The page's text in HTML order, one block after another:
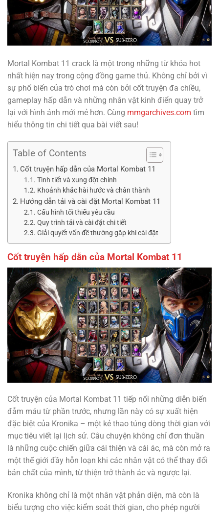
Mortal Kombat 11 crack là một trong những từ khóa hot
nhất hiện nay trong cộng đồng game thủ. Không chỉ bởi vì
sự phổ biến của trò chơi mà còn bởi cốt truyện đa chiều,
gameplay hấp dẫn và những nhân vật kinh điển quay trở
lại với hình ảnh mới mẻ hơn. Cùng mmgarchives.com tìm
hiểu thông tin chi tiết qua bài viết sau!
Table of Contents
Cốt truyện hấp dẫn của Mortal Kombat 11
Tình tiết và xung đột chính
Khoảnh khắc hài hước và chân thành
Hướng dẫn tải và cài đặt Mortal Kombat 11
Cấu hình tối thiểu yêu cầu
Quy trình tải và cài đặt chi tiết
Giải quyết vấn đề thường gặp khi cài đặt
Cốt truyện hấp dẫn của Mortal Kombat 11
Cốt truyện của Mortal Kombat 11 tiếp nối những diễn biến
đẫm máu từ phần trước, nhưng lần này có sự xuất hiện
đặc biệt của Kronika – một kẻ thao túng dòng thời gian với
mục tiêu viết lại lịch sử. Câu chuyện không chỉ đơn thuần
là những cuộc chiến giữa cái thiện và cái ác, mà còn mở ra
một thế giới đầy hỗn loạn khi các nhân vật có thể thay đổi
bản chất của mình, từ thiện trở thành ác và ngược lại.
Kronika không chỉ là một nhân vật phản diện, mà còn là
biểu tượng cho việc kiểm soát thời gian, cho phép người